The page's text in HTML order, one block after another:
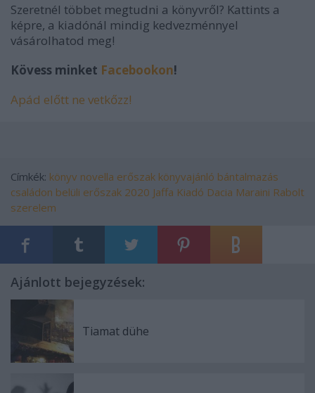
Szeretnél többet megtudni a könyvről? Kattints a
képre, a kiadónál mindig kedvezménnyel
vásárolhatod meg!
Kövess minket Facebookon!
Apád előtt ne vetkőzz!
Címkék: könyv novella erőszak könyvajánló bántalmazás
családon belüli erőszak 2020 Jaffa Kiadó Dacia Maraini Rabolt
szerelem
Ajánlott bejegyzések:
Tiamat dühe